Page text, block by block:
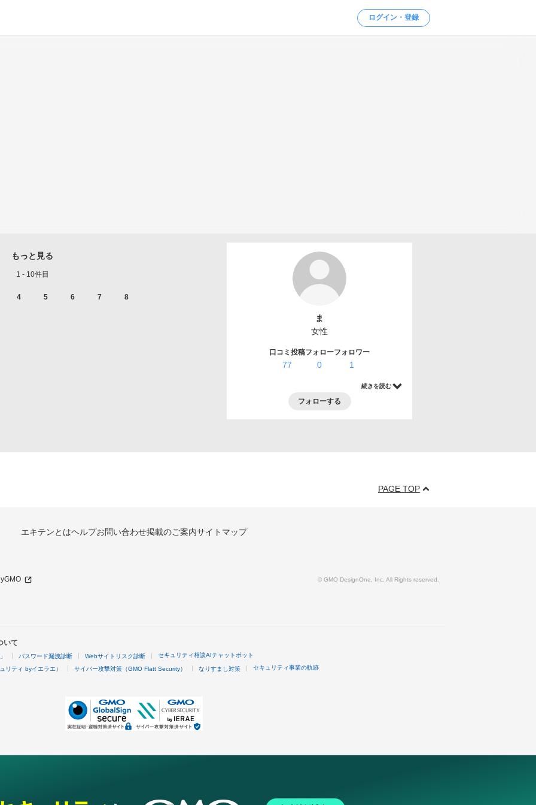
ログイン・登録
もっと見る
1 - 10件目
4 5 6 7 8
ま
女性
口コミ投稿
77
フォロー
0
フォロワー
1
続きを読む
フォローする
PAGE TOP
エキテンとはヘルプお問い合わせ掲載のご案内サイトマップ
© GMO DesignOne, Inc. All Rights reserved.
いて
パスワード漏洩診断 Webサイトリスク診断 セキュリティ相談AIチャットボット
リティ byイエラエ） サイバー攻撃対策（GMO Flatt Security） なりすまし対策 セキュリティ事業の軌跡